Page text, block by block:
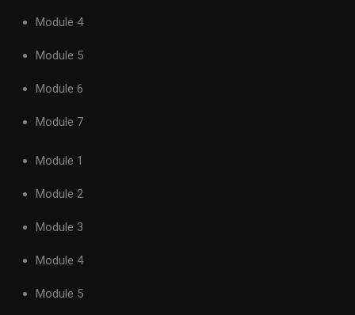
Module 4
Module 5
Module 6
Module 7
Module 1
Module 2
Module 3
Module 4
Module 5